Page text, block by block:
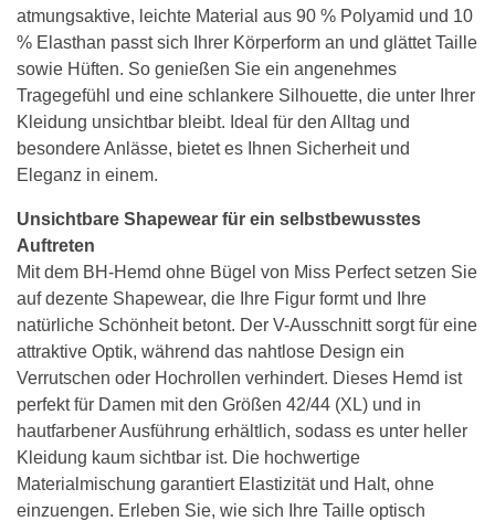
atmungsaktive, leichte Material aus 90 % Polyamid und 10
% Elasthan passt sich Ihrer Körperform an und glättet Taille
sowie Hüften. So genießen Sie ein angenehmes
Tragegefühl und eine schlankere Silhouette, die unter Ihrer
Kleidung unsichtbar bleibt. Ideal für den Alltag und
besondere Anlässe, bietet es Ihnen Sicherheit und
Eleganz in einem.
Unsichtbare Shapewear für ein selbstbewusstes
Auftreten
Mit dem BH-Hemd ohne Bügel von Miss Perfect setzen Sie
auf dezente Shapewear, die Ihre Figur formt und Ihre
natürliche Schönheit betont. Der V-Ausschnitt sorgt für eine
attraktive Optik, während das nahtlose Design ein
Verrutschen oder Hochrollen verhindert. Dieses Hemd ist
perfekt für Damen mit den Größen 42/44 (XL) und in
hautfarbener Ausführung erhältlich, sodass es unter heller
Kleidung kaum sichtbar ist. Die hochwertige
Materialmischung garantiert Elastizität und Halt, ohne
einzuengen. Erleben Sie, wie sich Ihre Taille optisch